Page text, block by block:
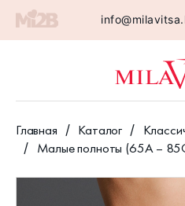
Главная Каталог
Малые полноты (65А –